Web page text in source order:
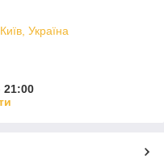
Україна
21:00